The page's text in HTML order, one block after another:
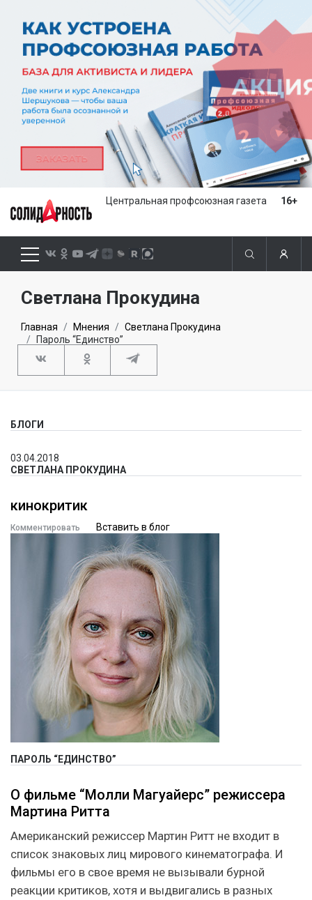
Центральная профсоюзная газета 16+
Светлана Прокудина
Главная Мнения
Светлана Прокудина
Пароль “Единство”
БЛОГИ
03.04.2018
СВЕТЛАНА ПРОКУДИНА
кинокритик
Комментировать Вставить в блог
ПАРОЛЬ “ЕДИНСТВО”
О фильме “Молли Магуайерс” режиссера
Мартина Ритта
Американский режиссер Мартин Ритт не входит в
список знаковых лиц мирового кинематографа. И
фильмы его в свое время не вызывали бурной
реакции критиков, хотя и выдвигались в разных